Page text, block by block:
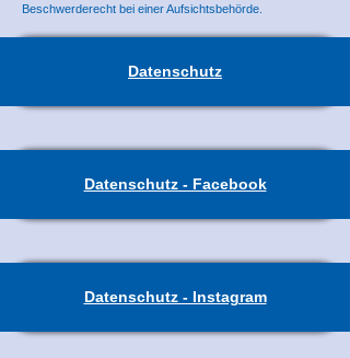
Beschwerderecht bei einer Aufsichtsbehörde.
Datenschutz
Datenschutz - Facebook
Datenschutz - Instagram